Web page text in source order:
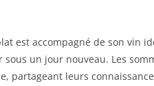
est accompagné de son vin
sous un jour nouveau. Les
partageant leurs